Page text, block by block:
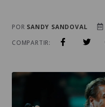
POR SANDY SANDOVAL
COMPARTIR: